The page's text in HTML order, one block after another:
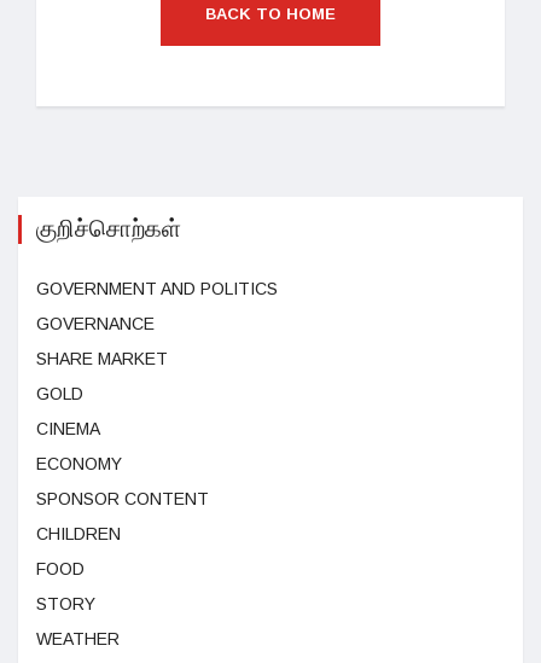
BACK TO HOME
குறிச்சொற்கள்
GOVERNMENT AND POLITICS
GOVERNANCE
SHARE MARKET
GOLD
CINEMA
ECONOMY
SPONSOR CONTENT
CHILDREN
FOOD
STORY
WEATHER